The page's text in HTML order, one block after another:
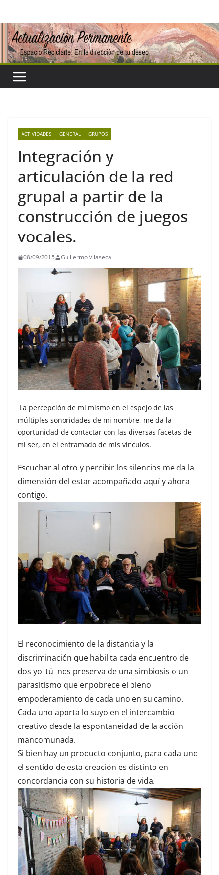
contenido
ACTIVIDADES GENERAL GRUPOS
Integración y
articulación de la red
grupal a partir de la
construcción de juegos
vocales.
08/09/2015 Guillermo Vilaseca
La percepción de mi mismo en el espejo de las
múltiples sonoridades de mi nombre, me da la
oportunidad de contactar con las diversas facetas de
mi ser, en el entramado de mis vínculos.
Escuchar al otro y percibir los silencios me da la
dimensión del estar acompañado aquí y ahora
contigo.
El reconocimiento de la distancia y la
discriminación que habilita cada encuentro de
dos yo_tú nos preserva de una simbiosis o un
parasitismo que enpobrece el pleno
empoderamiento de cada uno en su camino.
Cada uno aporta lo suyo en el intercambio
creativo desde la espontaneidad de la acción
mancomunada.
Si bien hay un producto conjunto, para cada uno
el sentido de esta creación es distinto en
concordancia con su historia de vida.